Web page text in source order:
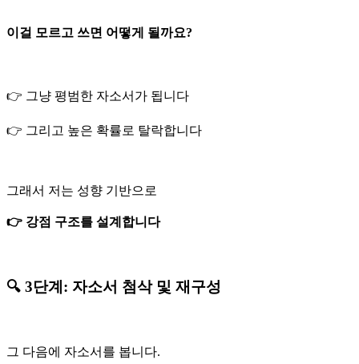
이걸 모르고 쓰면 어떻게 될까요?
👉 그냥 평범한 자소서가 됩니다
👉 그리고 높은 확률로 탈락합니다
그래서 저는 성향 기반으로
👉 강점 구조를 설계합니다
🔍 3단계: 자소서 첨삭 및 재구성
그 다음에 자소서를 봅니다.